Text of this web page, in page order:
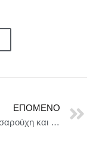
ΕΠΌΜΕΝΟ
Από τον Τσαρούχη και τη Μερκούρη ως τον Φελίνι και την Φόντα | Η εκρηκτική ζωή του Ανδρέα Βουτσινά ξεδιπλώνεται στην Ελληνοαμερικανική Ένωση από 24/11